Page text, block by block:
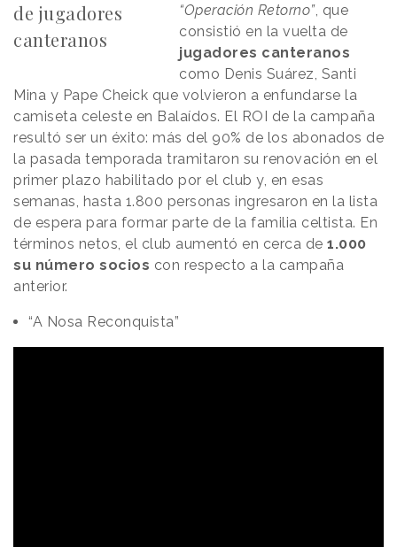
de jugadores
canteranos
“Operación Retorno”, que
consistió en la vuelta de
jugadores canteranos
como Denis Suárez, Santi
Mina y Pape Cheick que volvieron a enfundarse la
camiseta celeste en Balaídos. El ROI de la campaña
resultó ser un éxito: más del 90% de los abonados de
la pasada temporada tramitaron su renovación en el
primer plazo habilitado por el club y, en esas
semanas, hasta 1.800 personas ingresaron en la lista
de espera para formar parte de la familia celtista. En
términos netos, el club aumentó en cerca de 1.000
su número socios con respecto a la campaña
anterior.
“A Nosa Reconquista”